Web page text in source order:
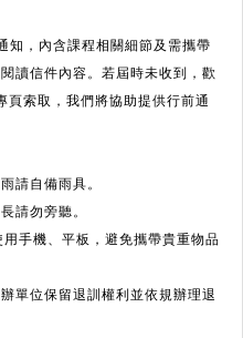
知，內含課程相關細節及需攜帶
讀信件內容。若屆時未收到，歡
索取，我們將協助提供行前通
請自備雨具。
請勿旁聽。
手機、平板，避免攜帶貴重物品
單位保留退訓權利並依規辦理退